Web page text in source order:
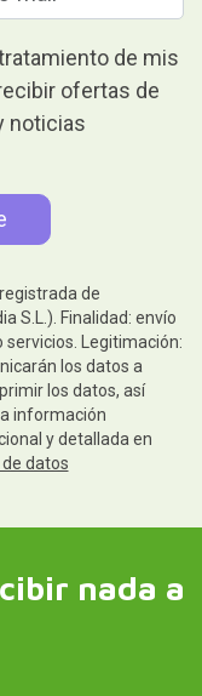
de mis
ofertas de
noticias
de
S.L.). Finalidad: envío
Legitimación:
los datos a
los datos, así
información
y detallada en
datos
nada a